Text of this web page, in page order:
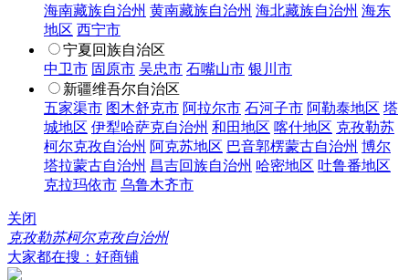
海南藏族自治州 黄南藏族自治州 海北藏族自治州 海东
地区 西宁市
宁夏回族自治区
中卫市 固原市 吴忠市 石嘴山市 银川市
新疆维吾尔自治区
五家渠市 图木舒克市 阿拉尔市 石河子市 阿勒泰地区 塔
城地区 伊犁哈萨克自治州 和田地区 喀什地区 克孜勒苏
柯尔克孜自治州 阿克苏地区 巴音郭楞蒙古自治州 博尔
塔拉蒙古自治州 昌吉回族自治州 哈密地区 吐鲁番地区
克拉玛依市 乌鲁木齐市
关闭
克孜勒苏柯尔克孜自治州
大家都在搜：好商铺